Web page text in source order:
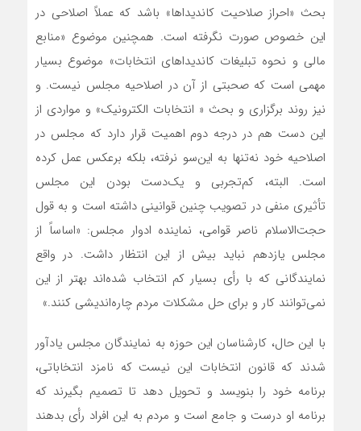
بحث «احراز صلاحيت كانديداها» باشد كه عملاً اصلاحي در
این خصوص صورت نگرفته است. همچنين موضوع «منابع
مالي و نحوه تبليغات كانديداهاي انتخابات» موضوع بسيار
مهمي است كه صحبتي از آن در اصلاحيه مجلس نيست. و
نیز روند برگزاري و بحث « انتخابات الكترونيك» و مواردي از
اين دست هم در درجه دوم اهميت قرار دارد كه مجلس در
اصلاحيه خود نه‌تنها به اين‌سو نرفته، بلكه برعكس عمل كرده
است. البته، کم‌تجربي و يک‌دست بودن اين مجلس
تأثيري منفی در تصویب چنین قوانینی داشته است و به قول
حجت‌الاسلام ناصر قوامی، نماینده ادوار مجلس: «اساساً‌ از
مجلس یازدهم نباید بیش از این انتظار داشت. در واقع
نمایندگانی که با رأی بسیار کم انتخاب شده‌اند بهتر از این
نمی‌توانند کار و برای حل مشکلات مردم چاره‌اندیشی کنند.»
با این حال، کارشناسان این حوزه به نمایندگان مجلس یادآور
شدند که قانون انتخابات اين نيست که نامزد انتخاباتي،
برنامه خود را بنويسد و تحويل دهد تا تصميم بگيرند که
برنامه او درست و جامع است و مردم به اين افراد رأي بدهند